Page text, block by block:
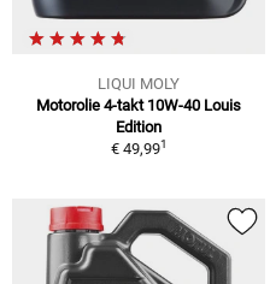
LIQUI MOLY
Motorolie 4-takt 10W-40 Louis
Edition
€ 49,991